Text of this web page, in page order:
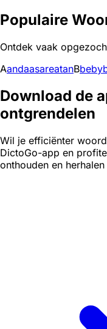
Populaire
Ontdek vaak
AandaasareatanBbeby
Download de
ontgrendelen
Wil je efficiënter
DictoGo-app en
onthouden en